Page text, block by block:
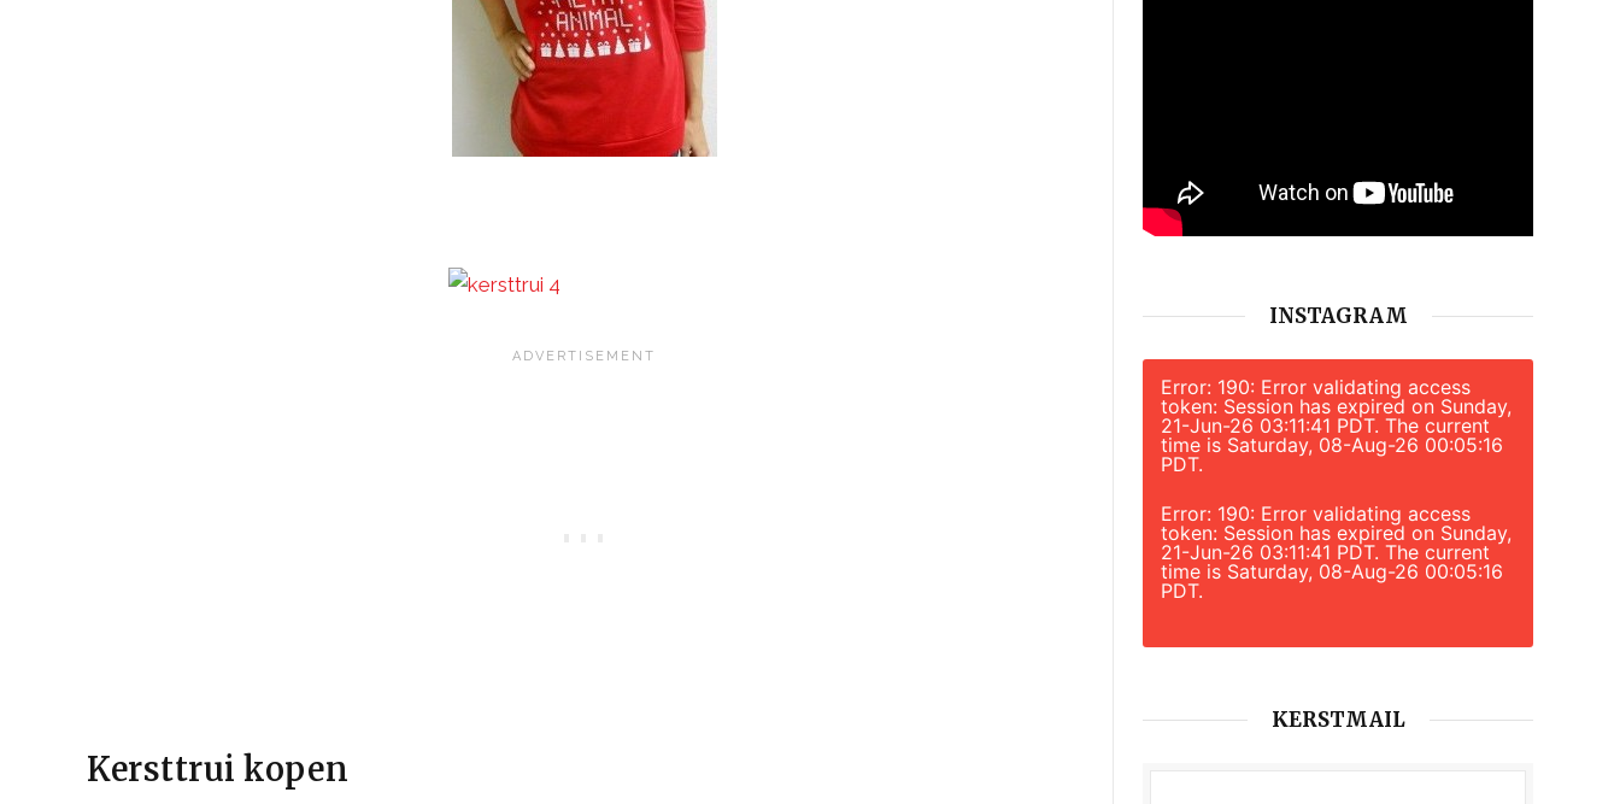
Kersttrui kopen
INSTAGRAM
Error: 190: Error validating access
token: Session has expired on Sunday,
21-Jun-26 03:11:41 PDT. The current
time is Saturday, 08-Aug-26 00:05:16
PDT.
Error: 190: Error validating access
token: Session has expired on Sunday,
21-Jun-26 03:11:41 PDT. The current
time is Saturday, 08-Aug-26 00:05:16
PDT.
KERSTMAIL